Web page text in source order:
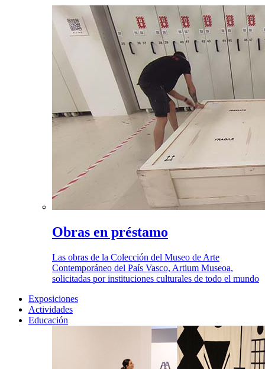
Obras en préstamo
Las obras de la Colección del Museo de Arte
Contemporáneo del País Vasco, Artium Museoa,
solicitadas por instituciones culturales de todo el mundo
Exposiciones
Actividades
Educación